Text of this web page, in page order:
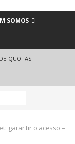
SOMOS
QUOTAS
garantir o acesso –